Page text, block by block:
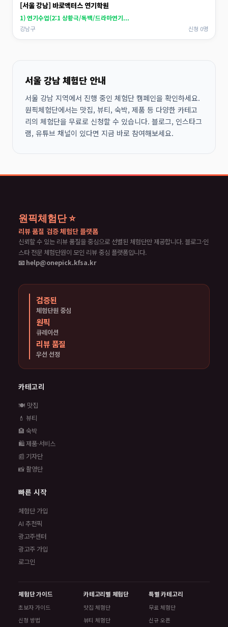
[서울 강남] 바로액터스 연기학원
1) 연기수업(2:1 상황극/독백/드라마연기...
강남구 신청 0명
서울 강남 체험단 안내
서울 강남 지역에서 진행 중인 체험단 캠페인을 확인하세요.
원픽체험단에서는 맛집, 뷰티, 숙박, 제품 등 다양한 카테고
리의 체험단을 무료로 신청할 수 있습니다. 블로그, 인스타그
램, 유튜브 채널이 있다면 지금 바로 참여해보세요.
원픽체험단 ⭐
리뷰 품질 검증 체험단 플랫폼
신뢰할 수 있는 리뷰 품질을 중심으로 선별된 체험단만 제공합니다. 블로그·인
스타 전문 체험단원이 모인 리뷰 중심 플랫폼입니다.
📧 help@onepick.kfsa.kr
검증된
체험단원 중심
원픽
큐레이션
리뷰 품질
우선 선정
카테고리
🍽️ 맛집
💄 뷰티
🏨 숙박
🛍️ 제품·서비스
📰 기자단
📸 촬영단
빠른 시작
체험단 가입
AI 추천픽
광고주센터
광고주 가입
로그인
체험단 가이드
초보자 가이드
신청 방법
카테고리별 체험단
맛집 체험단
뷰티 체험단
특별 카테고리
무료 체험단
신규 오픈